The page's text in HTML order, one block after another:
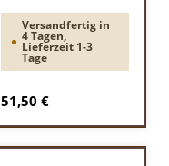
Versandfertig in
4 Tagen,
Lieferzeit 1-3
Tage
Regulärer Preis:
51,50 €